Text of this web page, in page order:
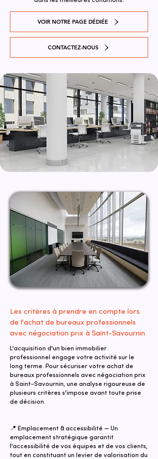
VOIR NOTRE PAGE DÉDIÉE
CONTACTEZ-NOUS
Les critères à prendre en compte lors
de l'achat de bureaux professionnels
avec négociation prix à Saint-Savournin
L'acquisition d'un bien immobilier
professionnel engage votre activité sur le
long terme. Pour sécuriser votre achat de
bureaux professionnels avec négociation prix
à Saint-Savournin, une analyse rigoureuse de
plusieurs critères s'impose avant toute prise
de décision.
📍 Emplacement & accessibilité — Un
emplacement stratégique garantit
l'accessibilité de vos équipes et de vos clients,
tout en constituant un levier de valorisation du